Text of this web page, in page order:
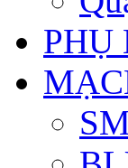
PHỤ